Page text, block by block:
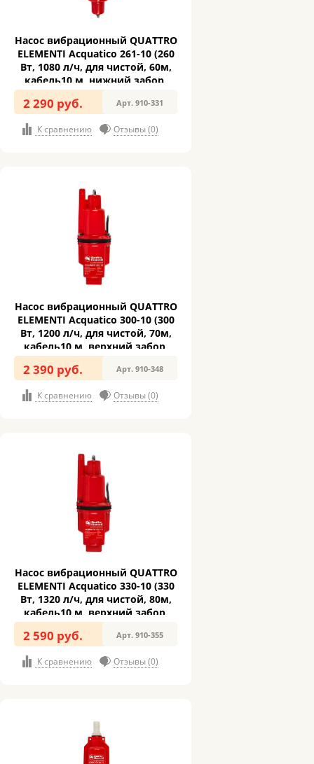
Насос вибрационный QUATTRO
ELEMENTI Acquatico 261-10 (260
Вт, 1080 л/ч, для чистой, 60м,
кабель10 м, нижний забор,
3,2кг) (910-331)
2 290 руб. Арт. 910-331
К сравнению Отзывы (0)
Насос вибрационный QUATTRO
ELEMENTI Acquatico 300-10 (300
Вт, 1200 л/ч, для чистой, 70м,
кабель10 м, верхний забор,
3,2кг) (910-348)
2 390 руб. Арт. 910-348
К сравнению Отзывы (0)
Насос вибрационный QUATTRO
ELEMENTI Acquatico 330-10 (330
Вт, 1320 л/ч, для чистой, 80м,
кабель10 м, верхний забор,
3,2кг) (910-355)
2 590 руб. Арт. 910-355
К сравнению Отзывы (0)